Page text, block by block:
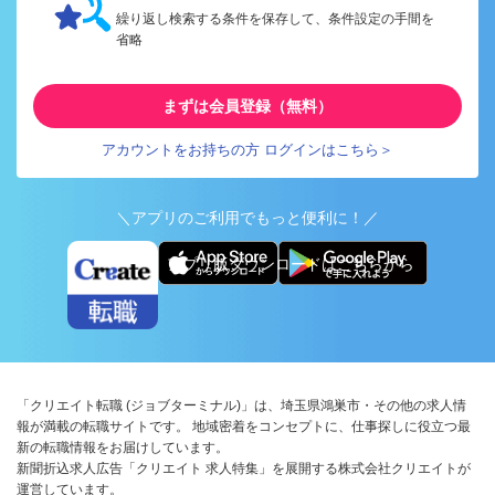
繰り返し検索する条件を保存して、条件設定の手間を
省略
まずは会員登録（無料）
アカウントをお持ちの方 ログインはこちら＞
＼アプリのご利用でもっと便利に！／
アプリ版ダウンロードはこちらから
「クリエイト転職 (ジョブターミナル)」は、埼玉県鴻巣市・その他の求人情
報が満載の転職サイトです。 地域密着をコンセプトに、仕事探しに役立つ最
新の転職情報をお届けしています。
新聞折込求人広告「クリエイト 求人特集」を展開する株式会社クリエイトが
運営しています。